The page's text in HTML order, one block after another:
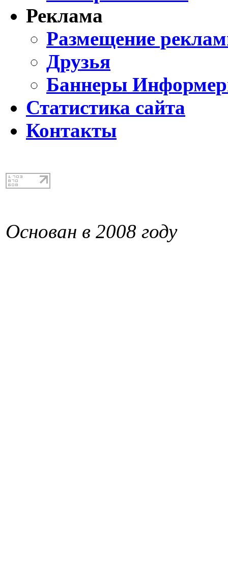
Реклама
Размещение
Друзья
Баннеры
Статистика сайта
Контакты
Основан в 2008 году